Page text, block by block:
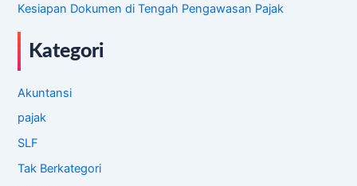
Kesiapan Dokumen di Tengah Pengawasan Pajak
Kategori
Akuntansi
pajak
SLF
Tak Berkategori